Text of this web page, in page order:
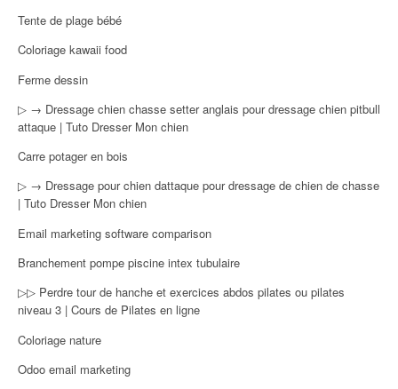
Tente de plage bébé
Coloriage kawaii food
Ferme dessin
▷ → Dressage chien chasse setter anglais pour dressage chien pitbull
attaque | Tuto Dresser Mon chien
Carre potager en bois
▷ → Dressage pour chien dattaque pour dressage de chien de chasse
| Tuto Dresser Mon chien
Email marketing software comparison
Branchement pompe piscine intex tubulaire
▷▷ Perdre tour de hanche et exercices abdos pilates ou pilates
niveau 3 | Cours de Pilates en ligne
Coloriage nature
Odoo email marketing